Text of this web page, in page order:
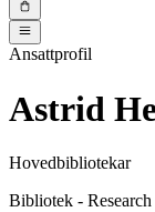
Ansattprofil
Astrid
Hovedbibliotekar
Bibliotek -